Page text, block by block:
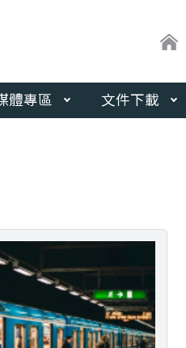
:::
體專區 文件下載